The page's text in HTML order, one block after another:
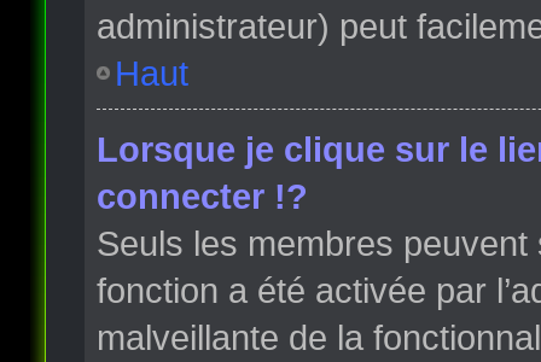
administrateur) peut
Haut
Lorsque je clique sur le
connecter !?
Seuls les membres
fonction a été activée par
malveillante de la